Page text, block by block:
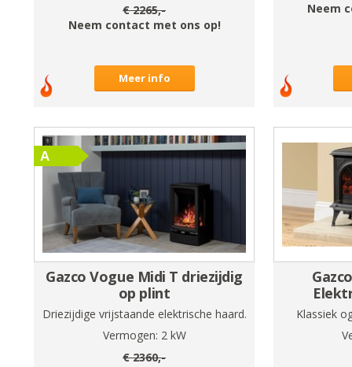
€2265,-
Neem contact met ons op!
Meer info
Neem
Gazco Vogue Midi T driezijdig
op plint
Driezijdige vrijstaande elektrische haard.
Vermogen: 2kW
€2360,-
Klassiek